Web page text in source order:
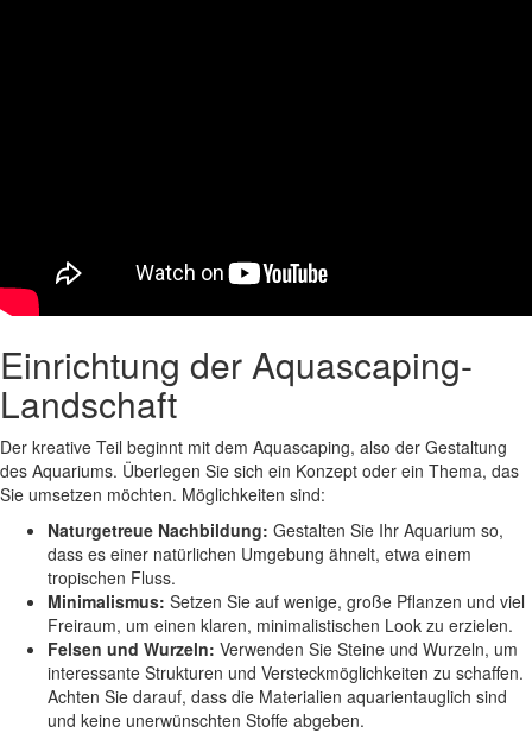
Einrichtung der Aquascaping-
Landschaft
Der kreative Teil beginnt mit dem Aquascaping, also der Gestaltung
des Aquariums. Überlegen Sie sich ein Konzept oder ein Thema, das
Sie umsetzen möchten. Möglichkeiten sind:
Naturgetreue Nachbildung: Gestalten Sie Ihr Aquarium so,
dass es einer natürlichen Umgebung ähnelt, etwa einem
tropischen Fluss.
Minimalismus: Setzen Sie auf wenige, große Pflanzen und viel
Freiraum, um einen klaren, minimalistischen Look zu erzielen.
Felsen und Wurzeln: Verwenden Sie Steine und Wurzeln, um
interessante Strukturen und Versteckmöglichkeiten zu schaffen.
Achten Sie darauf, dass die Materialien aquarientauglich sind
und keine unerwünschten Stoffe abgeben.